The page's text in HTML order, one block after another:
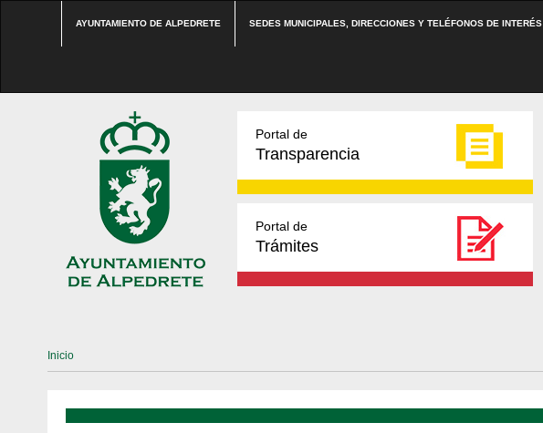
AYUNTAMIENTO DE ALPEDRETE SEDES MUNICIPALES, DIRECCIONES Y TELÉFONOS DE INTERÉS
Portal de
Transparencia
Portal de
Trámites
Inicio